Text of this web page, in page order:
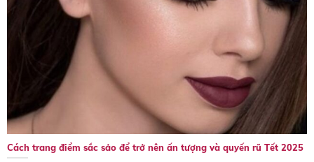
Cách trang điểm sắc sảo để trở nên ấn tượng và quyến rũ Tết 2025